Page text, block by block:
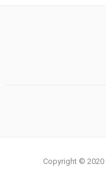
Copyright © 2020